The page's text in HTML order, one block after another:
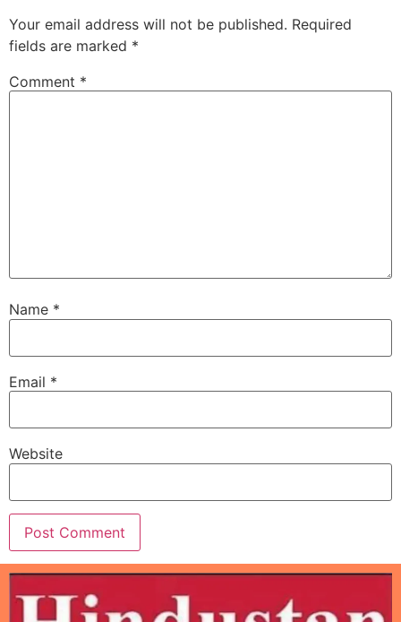
Your email address will not be published. Required
fields are marked *
Comment *
Name *
Email *
Website